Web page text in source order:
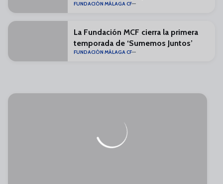
sociales
FUNDACIÓN MÁLAGA CF
La Fundación MCF cierra la primera
temporada de ‘Sumemos Juntos’
FUNDACIÓN MÁLAGA CF